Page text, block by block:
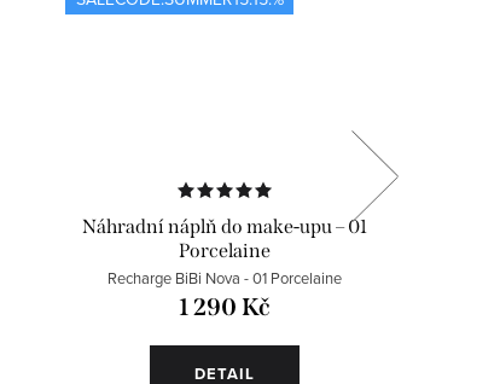
Náhradní náplň do make-upu – 01
Porcelaine
Recharge BiBi Nova - 01 Porcelaine
1 290 Kč
DETAIL